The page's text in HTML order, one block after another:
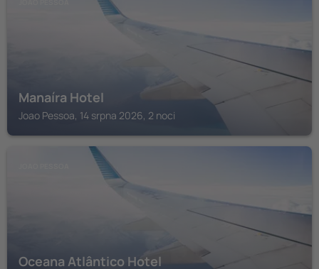
Manaíra Hotel
Joao Pessoa, 14 srpna 2026, 2 noci
Oceana Atlântico Hotel